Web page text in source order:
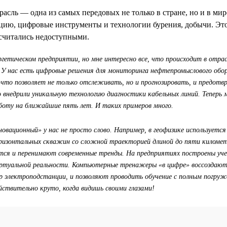
— одна из самых передовых не только в стране, но и в
цифровые инструменты и технологии бурения, добычи. Это
недоступными.
предприятии, но мне интересно все, что происходит в
У нас есть цифровые решения для мониторинга нефтепромыслового
позволяет не только отслеживать, но и прогнозировать, и
уникальную технологию диагностики кабельных линий.
на ближайшие пять лет. И таких примеров много.
у нас не просто слово. Например, в геофизике используется
скважин со сложной траекторией длиной до пяти
и перенимают современные тренды. На предприятиях построены
реальности. Компьютерные тренажеры «в цифре»
электроподстанции, и позволяют проводить обучение с полным
круто, когда видишь своими глазами!